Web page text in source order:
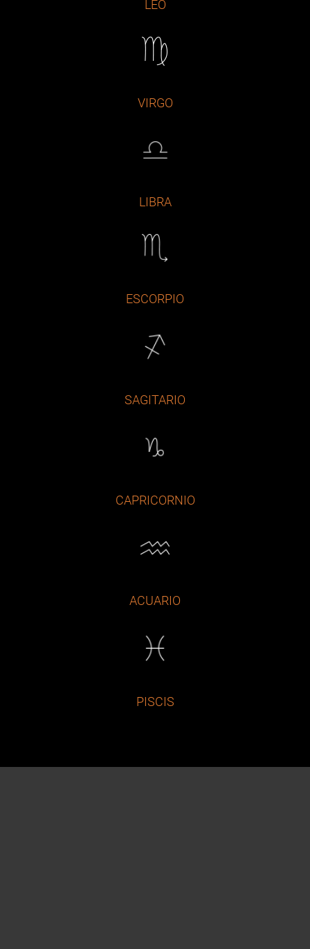
LEO
VIRGO
LIBRA
ESCORPIO
SAGITARIO
CAPRICORNIO
ACUARIO
PISCIS